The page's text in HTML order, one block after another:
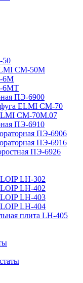
50
CM-50M
6M
6MT
ПЭ-6900
ELMI CM-70
CM-70M.07
ПЭ-6910
ПЭ-6906
ПЭ-6916
ПЭ-6926
LOIP LH-302
LOIP LH-402
LOIP LH-403
LOIP LH-404
плита LH-405